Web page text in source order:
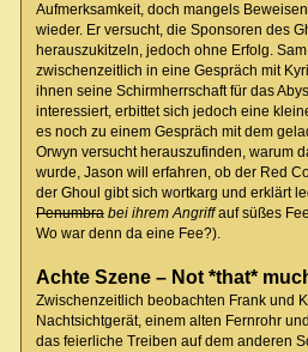
Aufmerksamkeit, doch mangels
wieder. Er versucht, die Sponsoren des
herauszukitzeln, jedoch ohne Erfolg.
zwischenzeitlich in eine Gespräch mit
ihnen seine Schirmherrschaft für das
interessiert, erbittet sich jedoch eine
es noch zu einem Gespräch mit dem
Orwyn versucht herauszufinden, warum
wurde, Jason will erfahren, ob der Red
der Ghoul gibt sich wortkarg und erklärt
Penumbra bei ihrem Angriffauf süßes
Wo war denn da eine Fee?).
Achte Szene – Not *that*
Zwischenzeitlich beobachten Frank und
Nachtsichtgerät, einem alten Fernrohr
das feierliche Treiben auf dem anderen